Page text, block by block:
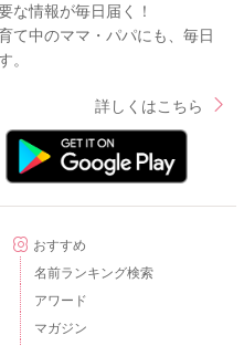
な情報が毎日届く！
て中のママ・パパにも、毎日
。
詳しくはこちら
おすすめ
名前ランキング検索
アワード
マガジン